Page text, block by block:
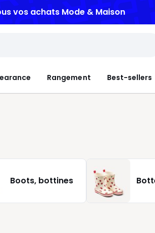
vos achats Mode & Maison
Rangement Best-sellers
Boots, bottines